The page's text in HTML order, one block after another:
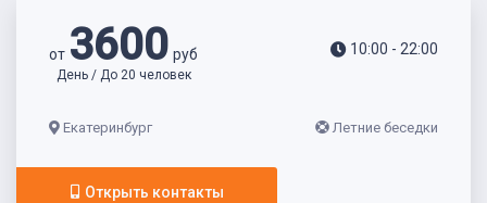
от 3600руб
День / До 20 человек
10:00 - 22:00
Екатеринбург Летние беседки
Открыть контакты